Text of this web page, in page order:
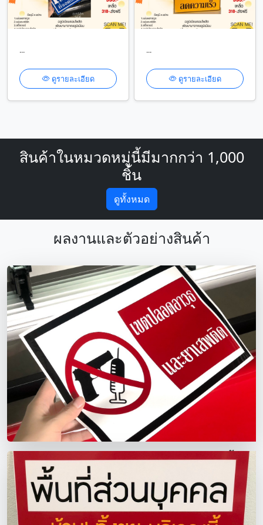
...
ดูรายละเอียด
...
ดูรายละเอียด
สินค้าในหมวดหมู่นี้มีมากกว่า 1,000
ชิ้น
ดูทั้งหมด
ผลงานและตัวอย่างสินค้า
ป้ายตัวอย่างป้ายสำนักงาน ป้ายสำหรับติดตั้้ง
ภายในหมู่บ้าน
ป้ายห้าม ป้ายเตือน ป้ายระวัง เลือกใช้ตามความเหมาะสมได้เลย
นะคะ ร้านเราเป็นงานงานผลิตใหม่ชิ้นต่อชิ้น *ร้านเป็นงานตัด